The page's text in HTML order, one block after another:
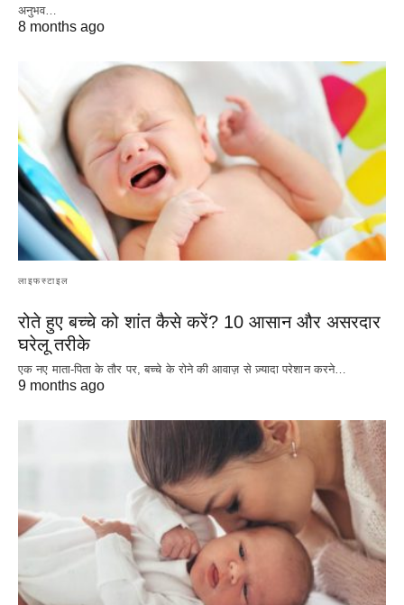
अनुभव…
8 months ago
लाइफस्टाइल
रोते हुए बच्चे को शांत कैसे करें? 10 आसान और असरदार
घरेलू तरीके
एक नए माता-पिता के तौर पर, बच्चे के रोने की आवाज़ से ज़्यादा परेशान करने…
9 months ago